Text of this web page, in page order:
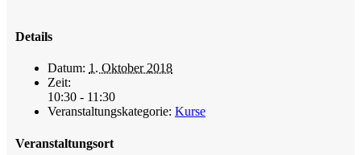
Details
Datum: 1. Oktober 2018
Zeit:
10:30 - 11:30
Veranstaltungskategorie: Kurse
Veranstaltungsort